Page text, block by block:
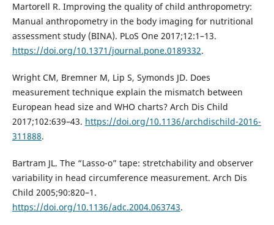
Martorell R. Improving the quality of child anthropometry:
Manual anthropometry in the body imaging for nutritional
assessment study (BINA). PLoS One 2017;12:1–13.
https://doi.org/10.1371/journal.pone.0189332.
Wright CM, Bremner M, Lip S, Symonds JD. Does
measurement technique explain the mismatch between
European head size and WHO charts? Arch Dis Child
2017;102:639–43. https://doi.org/10.1136/archdischild-2016-
311888.
Bartram JL. The “Lasso-o” tape: stretchability and observer
variability in head circumference measurement. Arch Dis
Child 2005;90:820–1.
https://doi.org/10.1136/adc.2004.063743.